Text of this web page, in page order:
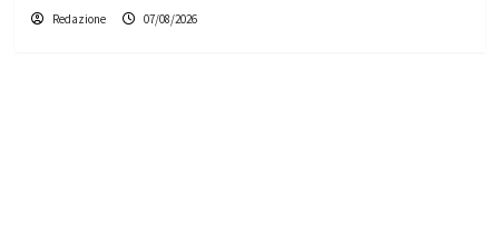
Redazione 07/08/2026